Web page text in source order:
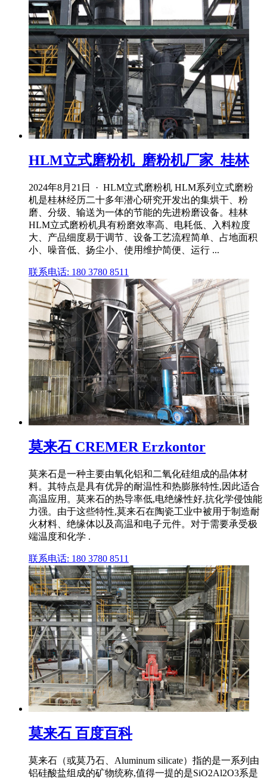
HLM立式磨粉机_磨粉机厂家_桂林
2024年8月21日 · HLM立式磨粉机 HLM系列立式磨粉
机是桂林经历二十多年潜心研究开发出的集烘干、粉
磨、分级、输送为一体的节能的先进粉磨设备。桂林
HLM立式磨粉机具有粉磨效率高、电耗低、入料粒度
大、产品细度易于调节、设备工艺流程简单、占地面积
小、噪音低、扬尘小、使用维护简便、运行 ...
联系电话: 180 3780 8511
莫来石 CREMER Erzkontor
莫来石是一种主要由氧化铝和二氧化硅组成的晶体材
料。其特点是具有优异的耐温性和热膨胀特性,因此适合
高温应用。莫来石的热导率低,电绝缘性好,抗化学侵蚀能
力强。由于这些特性,莫来石在陶瓷工业中被用于制造耐
火材料、绝缘体以及高温和电子元件。对于需要承受极
端温度和化学 .
联系电话: 180 3780 8511
莫来石 百度百科
莫来石（或莫乃石、Aluminum silicate）指的是一系列由
铝硅酸盐组成的矿物统称,值得一提的是SiO2Al2O3系是